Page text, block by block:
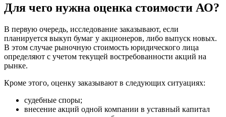
Для чего нужна оценка стоимости АО?
В первую очередь, исследование заказывают, если
планируется выкуп бумаг у акционеров, либо выпуск новых.
В этом случае рыночную стоимость юридического лица
определяют с учетом текущей востребованности акций на
рынке.
Кроме этого, оценку заказывают в следующих ситуациях:
судебные споры;
внесение акций одной компании в уставный капитал
Бирск
Благовещенск
Благодарный
Богородицк
Боготол
Большой Камень